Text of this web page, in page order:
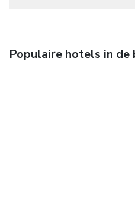
Populaire hotels in de